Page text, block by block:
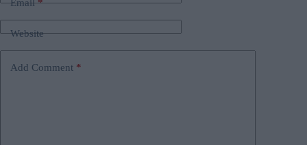
Email*
Website
Add Comment *